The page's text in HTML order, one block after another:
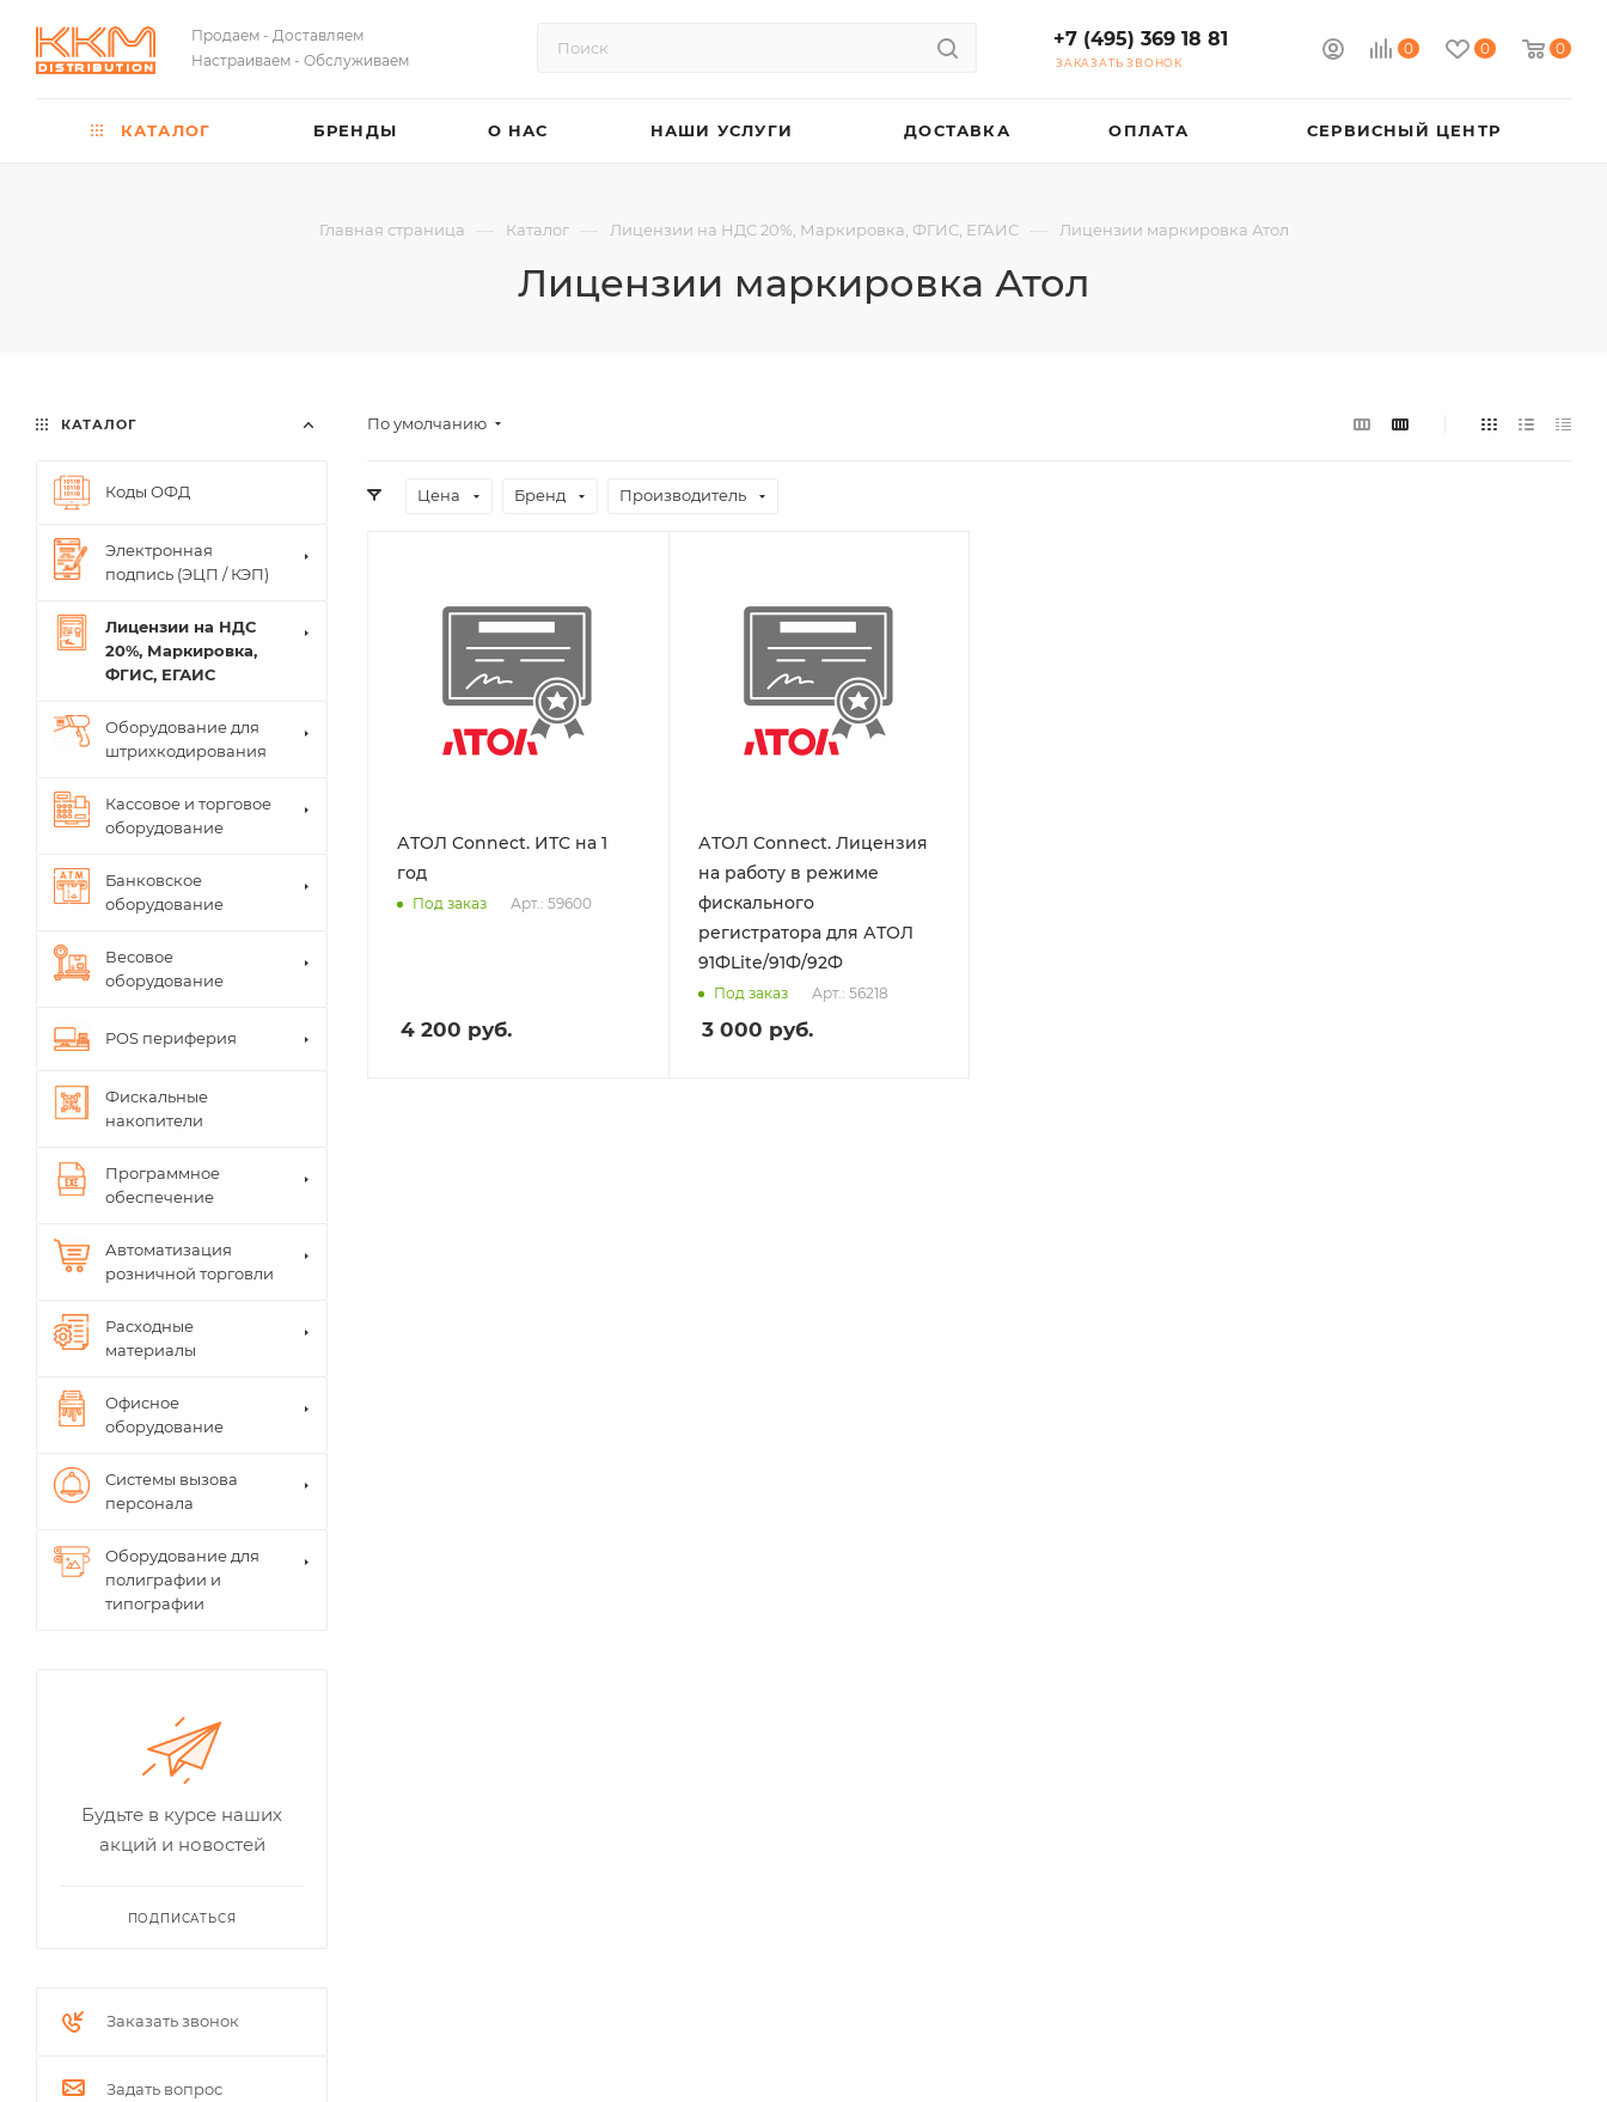
Продаем - Доставляем
Настраиваем - Обслуживаем
0 0 0
+7 (495) 369 18 81
ЗАКАЗАТЬ ЗВОНОК
КАТАЛОГ БРЕНДЫ О НАС НАШИ УСЛУГИ ДОСТАВКА ОПЛАТА СЕРВИСНЫЙ ЦЕНТР
Главная страница — Каталог — Лицензии на НДС 20%, Маркировка, ФГИС, ЕГАИС — Лицензии маркировка Атол
Лицензии маркировка Атол
По умолчанию
Цена Бренд Производитель
АТОЛ Connect. ИТС на 1
год
Под заказ Арт.: 59600
4 200 руб.
АТОЛ Connect. Лицензия
на работу в режиме
фискального
регистратора для АТОЛ
91ФLite/91Ф/92Ф
Под заказ Арт.: 56218
3 000 руб.
КАТАЛОГ
Коды ОФД
Электронная
подпись (ЭЦП / КЭП)
Лицензии на НДС
20%, Маркировка,
ФГИС, ЕГАИС
Оборудование для
штрихкодирования
Кассовое и торговое
оборудование
Банковское
оборудование
Весовое
оборудование
POS периферия
Фискальные
накопители
Программное
обеспечение
Автоматизация
розничной торговли
Расходные
материалы
Офисное
оборудование
Системы вызова
персонала
Оборудование для
полиграфии и
типографии
Будьте в курсе наших
акций и новостей
ПОДПИСАТЬСЯ
Заказать звонок
Задать вопрос